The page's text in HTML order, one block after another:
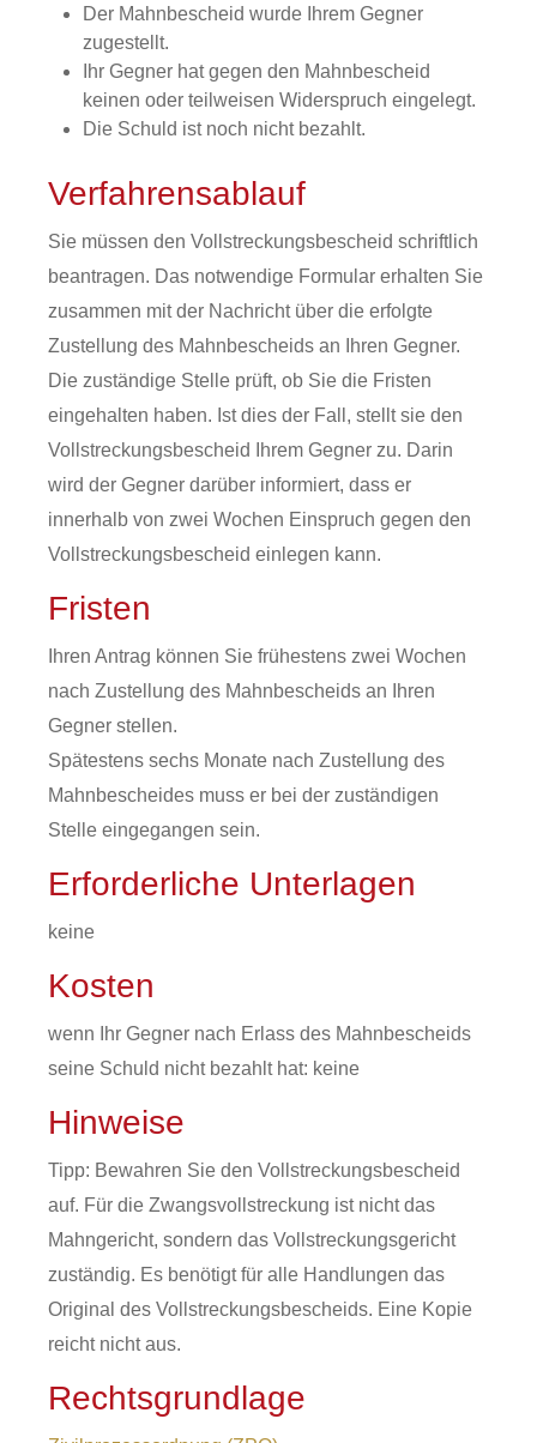
Der Mahnbescheid wurde Ihrem Gegner
zugestellt.
Ihr Gegner hat gegen den Mahnbescheid
keinen oder teilweisen Widerspruch eingelegt.
Die Schuld ist noch nicht bezahlt.
Verfahrensablauf
Sie müssen den Vollstreckungsbescheid schriftlich
beantragen. Das notwendige Formular erhalten Sie
zusammen mit der Nachricht über die erfolgte
Zustellung des Mahnbescheids an Ihren Gegner.
Die zuständige Stelle prüft, ob Sie die Fristen
eingehalten haben. Ist dies der Fall, stellt sie den
Vollstreckungsbescheid Ihrem Gegner zu. Darin
wird der Gegner darüber informiert, dass er
innerhalb von zwei Wochen Einspruch gegen den
Vollstreckungsbescheid einlegen kann.
Fristen
Ihren Antrag können Sie frühestens zwei Wochen
nach Zustellung des Mahnbescheids an Ihren
Gegner stellen.
Spätestens sechs Monate nach Zustellung des
Mahnbescheides muss er bei der zuständigen
Stelle eingegangen sein.
Erforderliche Unterlagen
keine
Kosten
wenn Ihr Gegner nach Erlass des Mahnbescheids
seine Schuld nicht bezahlt hat: keine
Hinweise
Tipp: Bewahren Sie den Vollstreckungsbescheid
auf. Für die Zwangsvollstreckung ist nicht das
Mahngericht, sondern das Vollstreckungsgericht
zuständig. Es benötigt für alle Handlungen das
Original des Vollstreckungsbescheids. Eine Kopie
reicht nicht aus.
Rechtsgrundlage